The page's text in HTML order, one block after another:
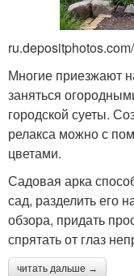
Многие приезжают
заняться
городской суеты.
релакса можно с
цветами.
Садовая арка
сад, разделить его
обзора, придать
спрятать от глаз
читать дальше →